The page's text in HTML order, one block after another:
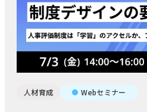
人材育成 Webセミナー